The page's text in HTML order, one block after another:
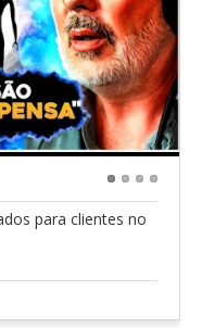
para clientes no